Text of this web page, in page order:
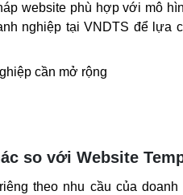
website phù hợp với mô
nghiệp tại VNDTS để lựa
so với Website
theo nhu cầu của